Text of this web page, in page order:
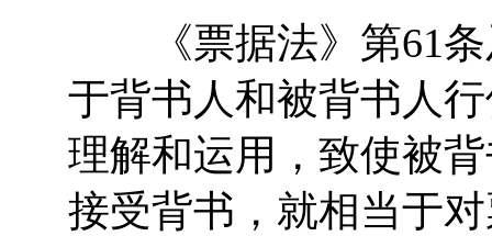
《票据法》第61条
于背书人和被背书人
理解和运用，致使被
接受背书，就相当于